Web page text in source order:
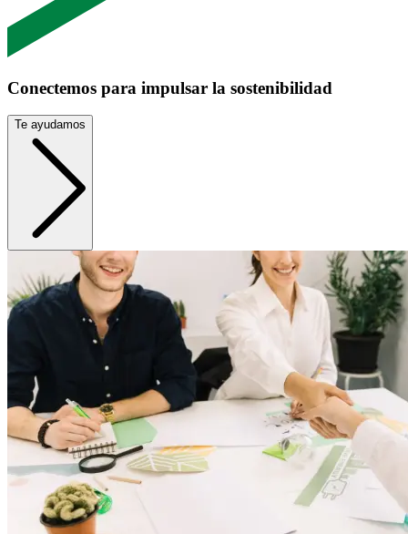
Conectemos para impulsar la sostenibilidad
Te ayudamos